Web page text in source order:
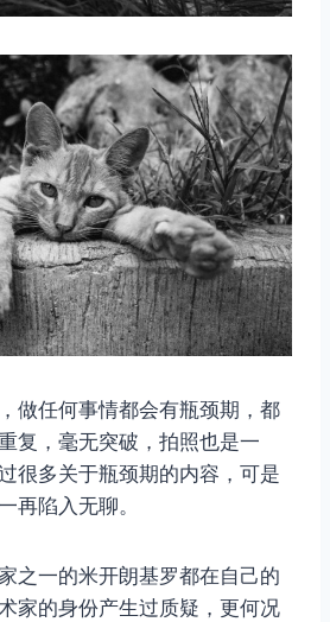
做任何事情都会有瓶颈期，都
复，毫无突破，拍照也是一
很多关于瓶颈期的内容，可是
再陷入无聊。
之一的米开朗基罗都在自己的
家的身份产生过质疑，更何况